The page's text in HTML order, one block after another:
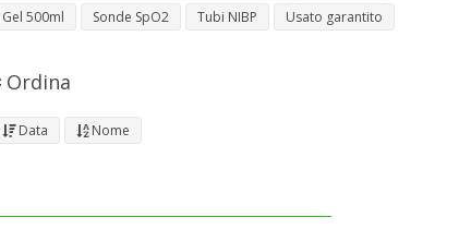
Gel 500ml
Sonde SpO2 Tubi NIBP Usato garantito
Ordina
Data Nome